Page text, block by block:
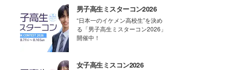
男子高生ミスターコン2026
“日本一のイケメン高校生”を決め
る「男子高生ミスターコン2026」
開催中！
女子高生ミスコン2026